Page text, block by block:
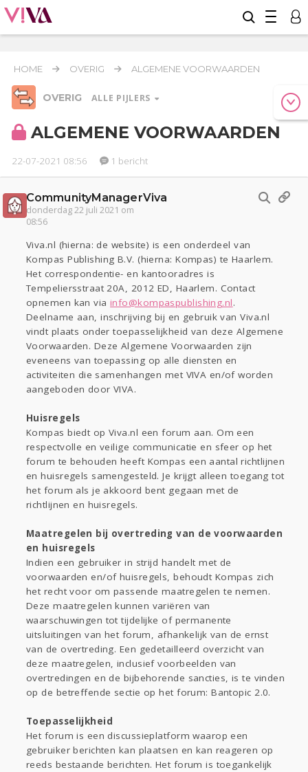
HOME OVERIG ALGEMENE VOORWAARDEN
OVERIG ALLE PIJLERS
Relaties Werk & Studie
Seks
Gezondheid
Coronavirus
Kinderen
Digi Eten
Mode & Beauty
Zwanger
Psyche Thuis
Sport
Contact Viva zoekt
Aangeboden
Gevraagd
Horen Doen
Lezen
ALGEMENE VOORWAARDEN
22-07-2021 08:56 1 bericht
CommunityManagerViva
donderdag 22 juli 2021 om
08:56
Viva.nl (hierna: de website) is een onderdeel van
Kompas Publishing B.V. (hierna: Kompas) te Haarlem.
Het correspondentie- en kantooradres is
Tempeliersstraat 20A, 2012 ED, Haarlem. Contact
opnemen kan viainfo@kompaspublishing.nl.
Deelname aan, inschrijving bij en gebruik van Viva.nl
vindt plaats onder toepasselijkheid van deze Algemene
Voorwaarden. Deze Algemene Voorwaarden zijn
eveneens van toepassing op alle diensten en
activiteiten die samenhangen met VIVA en/of worden
aangeboden door VIVA.
Huisregels
Kompas biedt op Viva.nl een forum aan. Om een
respectvolle en veilige communicatie en sfeer op het
forum te behouden heeft Kompas een aantal richtlijnen
en huisregels samengesteld. Je krijgt alleen toegang tot
het forum als je akkoord bent gegaan met de
richtlijnen en huisregels.
Maatregelen bij overtreding van de voorwaarden
en huisregels
Indien een gebruiker in strijd handelt met de
voorwaarden en/of huisregels, behoudt Kompas zich
het recht voor om passende maatregelen te nemen.
Deze maatregelen kunnen variëren van
waarschuwingen tot tijdelijke of permanente
uitsluitingen van het forum, afhankelijk van de ernst
van de overtreding. Een gedetailleerd overzicht van
deze maatregelen, inclusief voorbeelden van
overtredingen en de bijbehorende sancties, is te vinden
op de betreffende sectie op het forum: Bantopic 2.0.
Toepasselijkheid
Het forum is een discussieplatform waarop een
gebruiker berichten kan plaatsen en kan reageren op
reeds bestaande berichten. Het forum is toegankelijk